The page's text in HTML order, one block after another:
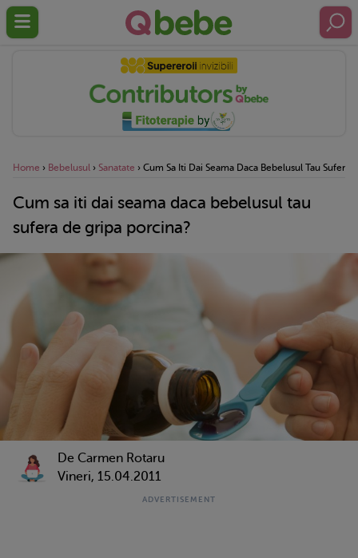
Home › Bebelusul › Sanatate › Cum Sa Iti Dai Seama Daca Bebelusul Tau Sufera
Cum sa iti dai seama daca bebelusul tau
sufera de gripa porcina?
De Carmen Rotaru
Vineri, 15.04.2011